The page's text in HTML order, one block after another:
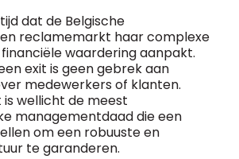
dat de Belgische
reclamemarkt haar complexe
waardering aanpakt.
exit is geen gebrek aan
medewerkers of klanten.
wellicht de meest
managementdaad die een
om een robuuste en
te garanderen.